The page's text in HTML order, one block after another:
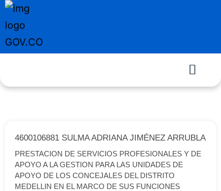
4600106881 SULMA ADRIANA JIMÉNEZ ARRUBLA
PRESTACION DE SERVICIOS PROFESIONALES Y DE
APOYO A LA GESTION PARA LAS UNIDADES DE
APOYO DE LOS CONCEJALES DEL DISTRITO
MEDELLIN EN EL MARCO DE SUS FUNCIONES